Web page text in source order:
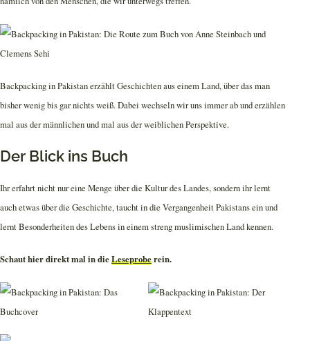
Backpacking in Pakistan erzählt Geschichten aus einem Land, über das man
bisher wenig bis gar nichts weiß. Dabei wechseln wir uns immer ab und erzählen
mal aus der männlichen und mal aus der weiblichen Perspektive.
Der Blick ins Buch
Ihr erfahrt nicht nur eine Menge über die Kultur des Landes, sondern ihr lernt
auch etwas über die Geschichte, taucht in die Vergangenheit Pakistans ein und
lernt Besonderheiten des Lebens in einem streng muslimischen Land kennen.
Schaut hier direkt mal in dieLeseproberein.